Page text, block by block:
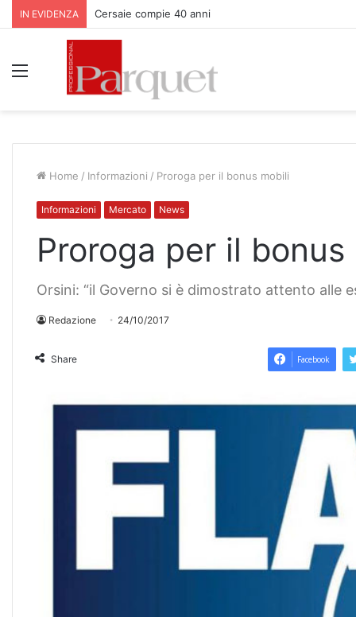
IN EVIDENZA Cersaie compie 40 anni
Home / Informazioni / Proroga per il bonus mobili
Informazioni Mercato News
Proroga per il
Orsini: “il Governo si è dimostrato attento alle
Redazione 24/10/2017
Share Facebook